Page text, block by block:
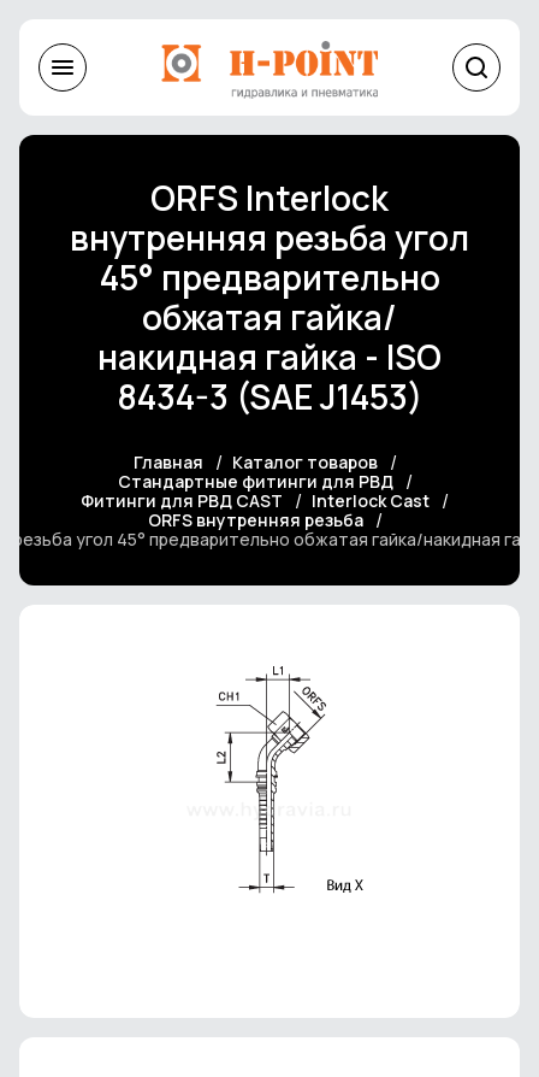
ORFS Interlock
внутренняя резьба угол
45° предварительно
обжатая гайка/
накидная гайка - ISO
8434-3 (SAE J1453)
Главная
Каталог товаров
Стандартные фитинги для РВД
Фитинги для РВД CAST
Interlock Cast
ORFS внутренняя резьба
резьба угол 45° предварительно обжатая гайка/накидная